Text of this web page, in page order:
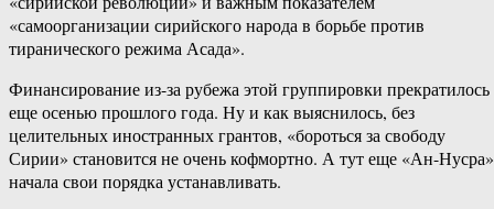
«самоорганизации сирийского народа в борьбе против
тиранического режима Асада».
Финансирование из-за рубежа этой группировки прекратилось
еще осенью прошлого года. Ну и как выяснилось, без
целительных иностранных грантов, «бороться за свободу
Сирии» становится не очень кофмортно. А тут еще «Ан-Нусра»
начала свои порядка устанавливать.